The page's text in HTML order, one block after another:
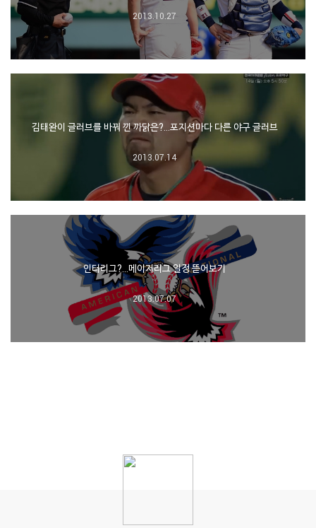
2013.10.27
김태완이 글러브를 바꿔 낀 까닭은?…포지션마다 다른 야구 글러브
2013.07.14
인터리그?…메이저리그 일정 뜯어보기
2013.07.07